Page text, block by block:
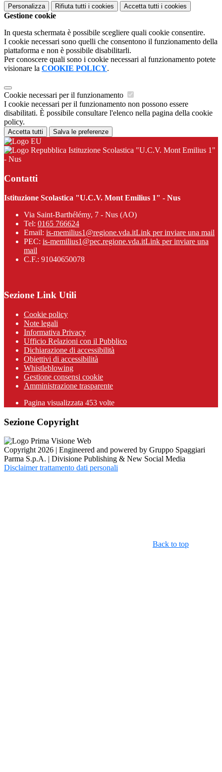
Personalizza Rifiuta tutti i cookies Accetta tutti i cookies
Gestione cookie
In questa schermata è possibile scegliere quali cookie consentire.
I cookie necessari sono quelli che consentono il funzionamento della
piattaforma e non è possibile disabilitarli.
Per conoscere quali sono i cookie necessari al funzionamento potete
visionare la COOKIE POLICY.
Cookie necessari per il funzionamento
I cookie necessari per il funzionamento non possono essere
disabilitati. È possibile consultare l'elenco nella pagina della cookie
policy.
Accetta tutti Salva le preferenze
Istituzione Scolastica "U.C.V. Mont Emilius 1"
- Nus
Contatti
Istituzione Scolastica "U.C.V. Mont Emilius 1" - Nus
Via Saint-Barthélémy, 7 - Nus (AO)
Tel: 0165 766624
Email: is-memilius1@regione.vda.itLink per inviare una mail
PEC: is-memilius1@pec.regione.vda.itLink per inviare una
mail
C.F.: 91040650078
Sezione Link Utili
Cookie policy
Note legali
Informativa Privacy
Ufficio Relazioni con il Pubblico
Dichiarazione di accessibilità
Obiettivi di accessibilità
Whistleblowing
Gestione consensi cookie
Amministrazione trasparente
Pagina visualizzata 453 volte
Sezione Copyright
Copyright 2026 | Engineered and powered by Gruppo Spaggiari
Parma S.p.A. | Divisione Publishing & New Social Media
Disclaimer trattamento dati personali
Back to top